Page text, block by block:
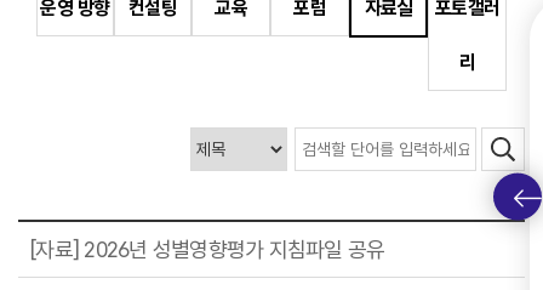
운영 방향 컨설팅 교육 포럼 자료실 포토갤러
리
[자료] 2026년 성별영향평가 지침파일 공유